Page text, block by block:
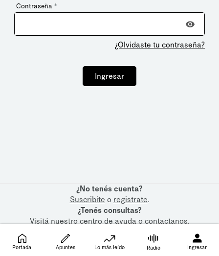
Contraseña *
¿Olvidaste tu contraseña?
Ingresar
¿No tenés cuenta?
Suscribite o registrate.
¿Tenés consultas?
Visitá nuestrocentro de ayudaocontactanos.
Portada Apuntes Lo más leído Radio Ingresar